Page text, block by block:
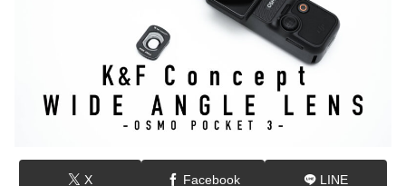
X Facebook LINE